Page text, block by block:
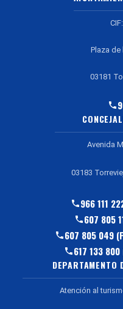
Plaza de
03181
Avenida
03183
966 111
607 805
607 805 049
617 133
DEPARTAMENTO
Atención al